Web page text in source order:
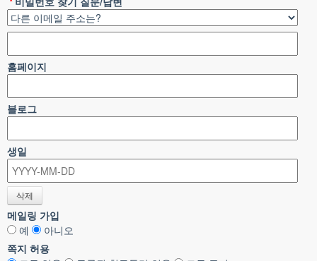
홈페이지
블로그
생일
메일링 가입
예
아니오
쪽지 허용